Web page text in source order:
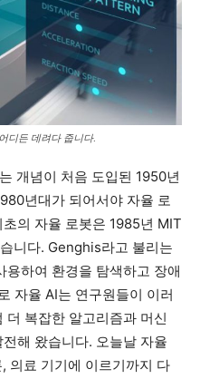
디든 데려다 줍니다.
개념이 처음 도입된 1950년
년대가 되어서야 자율 로
의 자율 로봇은 1985년 MIT
니다. Genghis라고 불리는
하여 환경을 탐색하고 장애
자율 AI는 연구원들이 이러
더 복잡한 알고리즘과 머신
해 왔습니다. 오늘날 자율
의료 기기에 이르기까지 다